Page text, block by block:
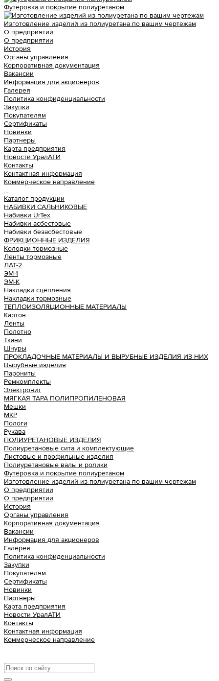
Футеровка и покрытие полиуретаном
Изготовление изделий из полиуретана по вашим чертежам
О предприятии
О предприятии
История
Органы управления
Корпоративная документация
Вакансии
Информация для акционеров
Галерея
Политика конфиденциальности
Закупки
Покупателям
Сертификаты
Новинки
Партнеры
Карта предприятия
Новости УралАТИ
Контакты
Контактная информация
Коммерческое направление
...
Каталог продукции
НАБИВКИ САЛЬНИКОВЫЕ
Набивки UrTex
Набивки асбестовые
Набивки безасбестовые
ФРИКЦИОННЫЕ ИЗДЕЛИЯ
Колодки тормозные
Ленты тормозные
ЛАТ-2
ЭМ-1
ЭМ-К
Накладки сцепления
Накладки тормозные
ТЕПЛОИЗОЛЯЦИОННЫЕ МАТЕРИАЛЫ
Картон
Ленты
Полотно
Ткани
Шнуры
ПРОКЛАДОЧНЫЕ МАТЕРИАЛЫ И ВЫРУБНЫЕ ИЗДЕЛИЯ ИЗ НИХ
Вырубные изделия
Парониты
Ремкомплекты
Электронит
МЯГКАЯ ТАРА ПОЛИПРОПИЛЕНОВАЯ
Мешки
МКР
Пологи
Рукава
ПОЛИУРЕТАНОВЫЕ ИЗДЕЛИЯ
Полиуретановые сита и комплектующие
Листовые и профильные изделия
Полиуретановые валы и ролики
Футеровка и покрытие полиуретаном
Изготовление изделий из полиуретана по вашим чертежам
О предприятии
О предприятии
История
Органы управления
Корпоративная документация
Вакансии
Информация для акционеров
Галерея
Политика конфиденциальности
Закупки
Покупателям
Сертификаты
Новинки
Партнеры
Карта предприятия
Новости УралАТИ
Контакты
Контактная информация
Коммерческое направление